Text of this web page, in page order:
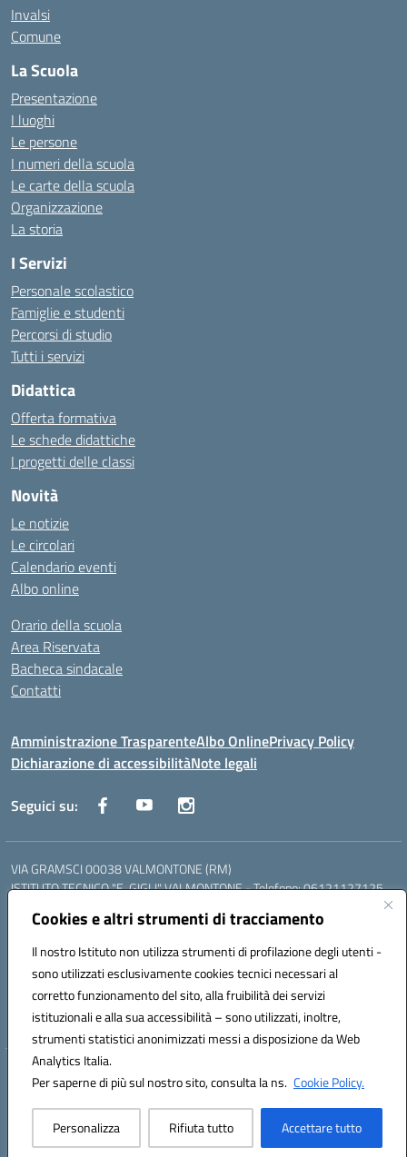
Cookies e altri strumenti di tracciamento
Il nostro Istituto non utilizza strumenti di profilazione degli utenti -
sono utilizzati esclusivamente cookies tecnici necessari al
corretto funzionamento del sito, alla fruibilità dei servizi
istituzionali e alla sua accessibilità – sono utilizzati, inoltre,
strumenti statistici anonimizzati messi a disposizione da Web
Analytics Italia.
Per saperne di più sul nostro sito, consulta la ns. Cookie Policy.
Personalizza Rifiuta tutto Accettare tutto
Invalsi
Comune
La Scuola
Presentazione
I luoghi
Le persone
I numeri della scuola
Le carte della scuola
Organizzazione
La storia
I Servizi
Personale scolastico
Famiglie e studenti
Percorsi di studio
Tutti i servizi
Didattica
Offerta formativa
Le schede didattiche
I progetti delle classi
Novità
Le notizie
Le circolari
Calendario eventi
Albo online
Orario della scuola
Area Riservata
Bacheca sindacale
Contatti
Amministrazione TrasparenteAlbo OnlinePrivacy Policy
Dichiarazione di accessibilitàNote legali
Seguici su:
VIA GRAMSCI 00038 VALMONTONE (RM)
ISTITUTO TECNICO "E. GIGLI" VALMONTONE - Telefono: 06121127125
06121126825
LICEO DELLE SCIENZE UMANE "P.L. NERVI" SEGNI - Telefono:
Mail: RMIS099002@istruzione.it - PEC: RMIS099002@pec.istruzione.it
Codice meccanografico: RMIS099002
Codice fiscale: 95036960581
Hosting & Powered by 3D Solution S.r.l.
Concept & Design by Designers Italia